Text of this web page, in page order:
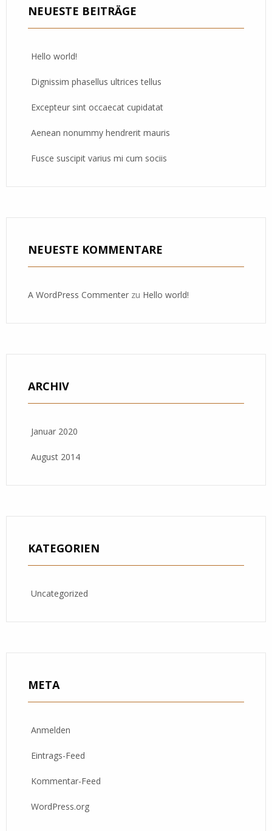
NEUESTE BEITRÄGE
Hello world!
Dignissim phasellus ultrices tellus
Excepteur sint occaecat cupidatat
Aenean nonummy hendrerit mauris
Fusce suscipit varius mi cum sociis
NEUESTE KOMMENTARE
A WordPress Commenter zu Hello world!
ARCHIV
Januar 2020
August 2014
KATEGORIEN
Uncategorized
META
Anmelden
Eintrags-Feed
Kommentar-Feed
WordPress.org